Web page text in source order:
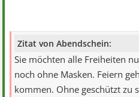
Zitat von Abendschein:
Sie möchten alle Freiheiten
noch ohne Masken. Feiern
kommen. Ohne geschützt zu